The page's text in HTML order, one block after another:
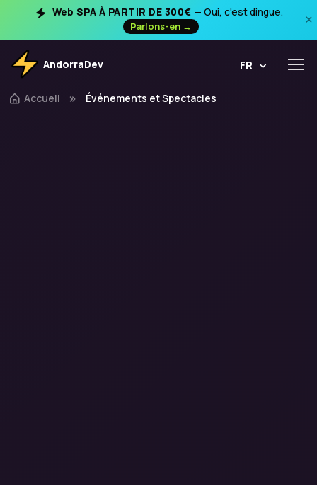
Web SPA À PARTIR DE 300€ — Oui, c'est dingue.
Parlons-en →
×
AndorraDev FR
Accueil Événements et Spectacles